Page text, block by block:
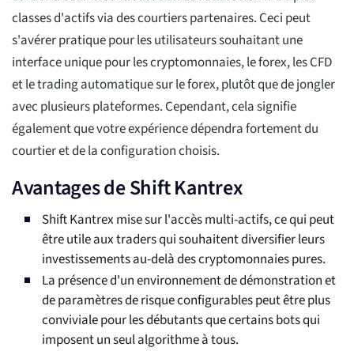
classes d'actifs via des courtiers partenaires. Ceci peut
s'avérer pratique pour les utilisateurs souhaitant une
interface unique pour les cryptomonnaies, le forex, les CFD
et le trading automatique sur le forex, plutôt que de jongler
avec plusieurs plateformes. Cependant, cela signifie
également que votre expérience dépendra fortement du
courtier et de la configuration choisis.
Avantages de Shift Kantrex
Shift Kantrex mise sur l'accès multi-actifs, ce qui peut
être utile aux traders qui souhaitent diversifier leurs
investissements au-delà des cryptomonnaies pures.
La présence d'un environnement de démonstration et
de paramètres de risque configurables peut être plus
conviviale pour les débutants que certains bots qui
imposent un seul algorithme à tous.